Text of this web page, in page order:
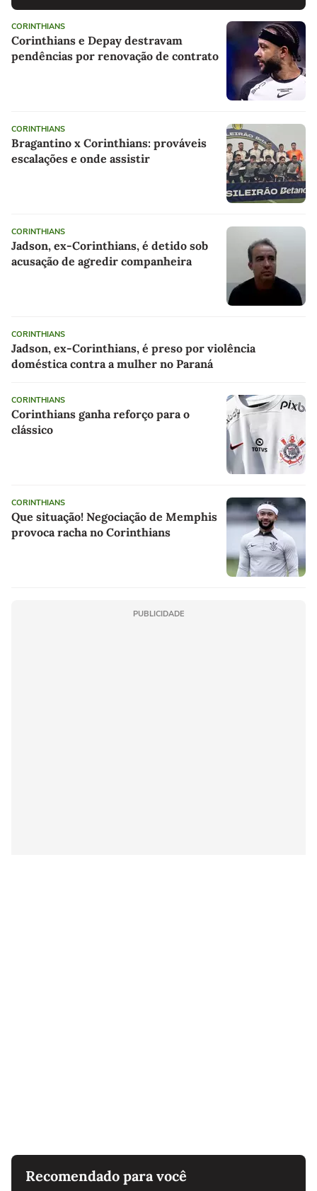
CORINTHIANS
Corinthians e Depay destravam
pendências por renovação de contrato
CORINTHIANS
Bragantino x Corinthians: prováveis
escalações e onde assistir
CORINTHIANS
Jadson, ex-Corinthians, é detido sob
acusação de agredir companheira
CORINTHIANS
Jadson, ex-Corinthians, é preso por violência
doméstica contra a mulher no Paraná
CORINTHIANS
Corinthians ganha reforço para o
clássico
CORINTHIANS
Que situação! Negociação de Memphis
provoca racha no Corinthians
PUBLICIDADE
Recomendado para você